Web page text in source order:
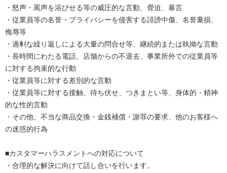
・怒声・罵声を浴びせる等の威圧的な言動、脅迫、暴言
・従業員等の名誉・プライバシーを侵害する誹謗中傷、名誉棄損、
侮辱等
・過剰な繰り返しによる大量の問合せ等、継続的または執拗な言動
・長時間にわたる電話、店舗からの不退去、事業所外での従業員等
に対する拘束的な行動
・従業員等に対する差別的な言動
・従業員等に対する接触、待ち伏せ、つきまとい等、身体的・精神
的な性的言動
・その他、不当な商品交換・金銭補償・謝罪の要求、他のお客様へ
の迷惑的行為
■カスタマーハラスメントへの対応について
・合理的な解決に向けて話し合いを行います。